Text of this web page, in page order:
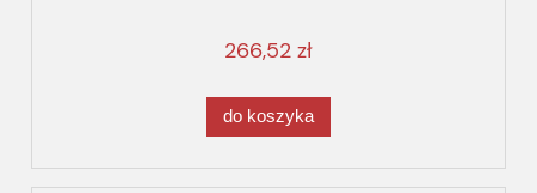
266,52 zł
do koszyka